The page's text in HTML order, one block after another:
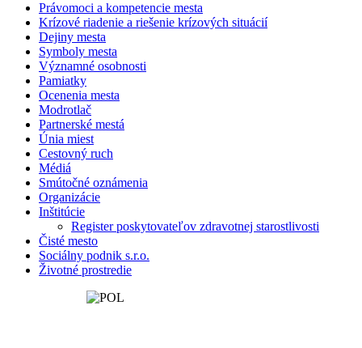
Právomoci a kompetencie mesta
Krízové riadenie a riešenie krízových situácií
Dejiny mesta
Symboly mesta
Významné osobnosti
Pamiatky
Ocenenia mesta
Modrotlač
Partnerské mestá
Únia miest
Cestovný ruch
Médiá
Smútočné oznámenia
Organizácie
Inštitúcie
Register poskytovateľov zdravotnej starostlivosti
Čisté mesto
Sociálny podnik s.r.o.
Životné prostredie